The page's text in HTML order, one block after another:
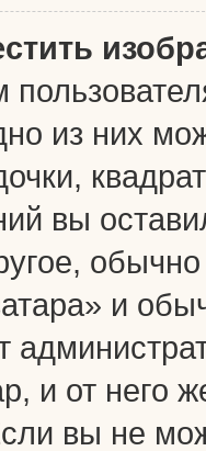
из них
вы
и
и от него
вы не